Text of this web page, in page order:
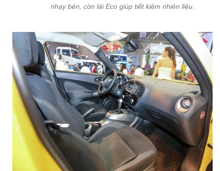
nhạy bén, còn lái Eco giúp tiết kiệm nhiên liệu.